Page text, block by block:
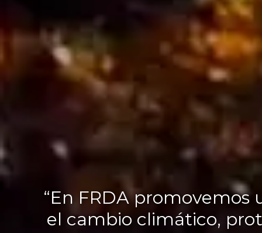
“En FRDA
el cambio climático,